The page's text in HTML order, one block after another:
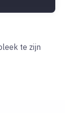
te zijn